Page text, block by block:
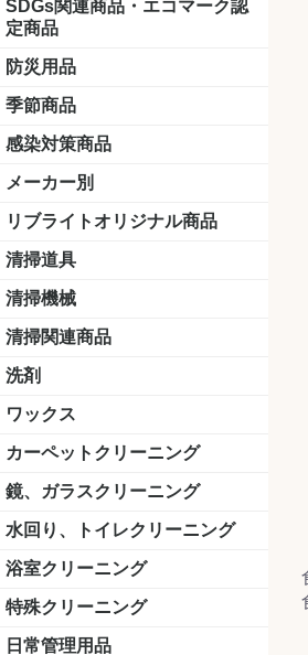
キャンペーン商品
新製品
SDGs関連商品・エコマーク認
定商品
防災用品
季節商品
感染対策商品
おう吐物
除菌洗剤
うがい薬
マスク
手洗い石鹸
手指消毒
手袋
メーカー別
クオリティ
ニイタカ
シーバイエス
リンレイ
ペンギンワックス
横浜油脂工業
ミッケル化学（旧：スイショウ
ユシロ化学
コニシ
つやげん
ダイカ商事
スリーエムジャパン
山崎産業
テラモト
セイワ
エトレー
ラバーメイド
ジャパックス
日本サニパック
ケルヒャー
マキタ
ショーワグローブ
花王
サラヤ
アルボース
コスケム
ミヤキ
紺商
信徳ポミー
リブライトオリジナル商品
LLオレンジクリーナー
LL油脂専用クリーナー
LLワックスモップ
LL-21
マーベラスiL
清掃道具
ほうき
ちりとり
モップ及び関連品
(ワ
モップ
ハードフロア用ダストモップ
テラモト
その他
清掃機械
掃除機
ド
ア
コ
高圧洗浄機
吸水機
カーペット用マシン
送風機
ポリッシャー ス
ハ
ポリッシャー・自動床洗浄機用
掃除機用紙パック
その他
清掃関連商品
ダストカート
台車
移動式バレット
脚立
モップハンガー
サインボード
光沢計
カーペット汚染度計
洗剤
床用表面洗浄剤
ハクリ剤
厨房用
工場用
石材用
サビ用
木材用
タイル用
外壁用
壁面用
手あか用
病院用
除菌用
ワックス
樹脂ワックス
半樹脂ワックス
フローリング用
病院用ワックス
中性ワックス
石材用
木床用
その他
カーペットクリーニング
洗剤
ブラシ
パット
その他
鏡、ガラスクリーニング
ガラスワイパー
シャンパー(ウオッシャー)
ガラススクイジー
ケレン
ツールホルダー
洗剤 うろこ取
天井・高所作業
水回り、トイレクリーニング
洗剤
尿石除去剤
水アカ除去剤
排水管つまり除去剤
消臭・防臭剤
道具 ラバーカ
水アカ除
浴室クリーニング
洗剤
バスクリ
カビ取り
道具
特殊クリーニング
石材
エアコン
リンス&
洗浄ツー
洗浄シー
外壁
その他
日常管理用品